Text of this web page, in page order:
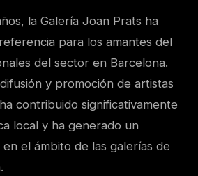
la Galería Joan Prats ha
para los amantes del
del sector en Barcelona.
y promoción de artistas
contribuido significativamente
local y ha generado un
el ámbito de las galerías de